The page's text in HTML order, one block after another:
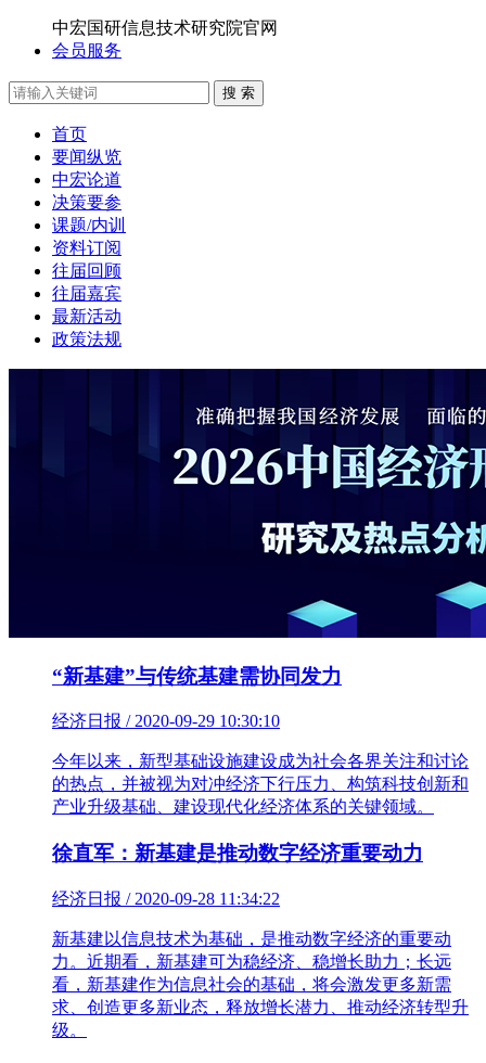
中宏国研信息技术研究院官网
会员服务
搜 索
首页
要闻纵览
中宏论道
决策要参
课题/内训
资料订阅
往届回顾
往届嘉宾
最新活动
政策法规
“新基建”与传统基建需协同发力
经济日报 / 2020-09-29 10:30:10
今年以来，新型基础设施建设成为社会各界关注和讨论
的热点，并被视为对冲经济下行压力、构筑科技创新和
产业升级基础、建设现代化经济体系的关键领域。
徐直军：新基建是推动数字经济重要动力
经济日报 / 2020-09-28 11:34:22
新基建以信息技术为基础，是推动数字经济的重要动
力。近期看，新基建可为稳经济、稳增长助力；长远
看，新基建作为信息社会的基础，将会激发更多新需
求、创造更多新业态，释放增长潜力、推动经济转型升
级。